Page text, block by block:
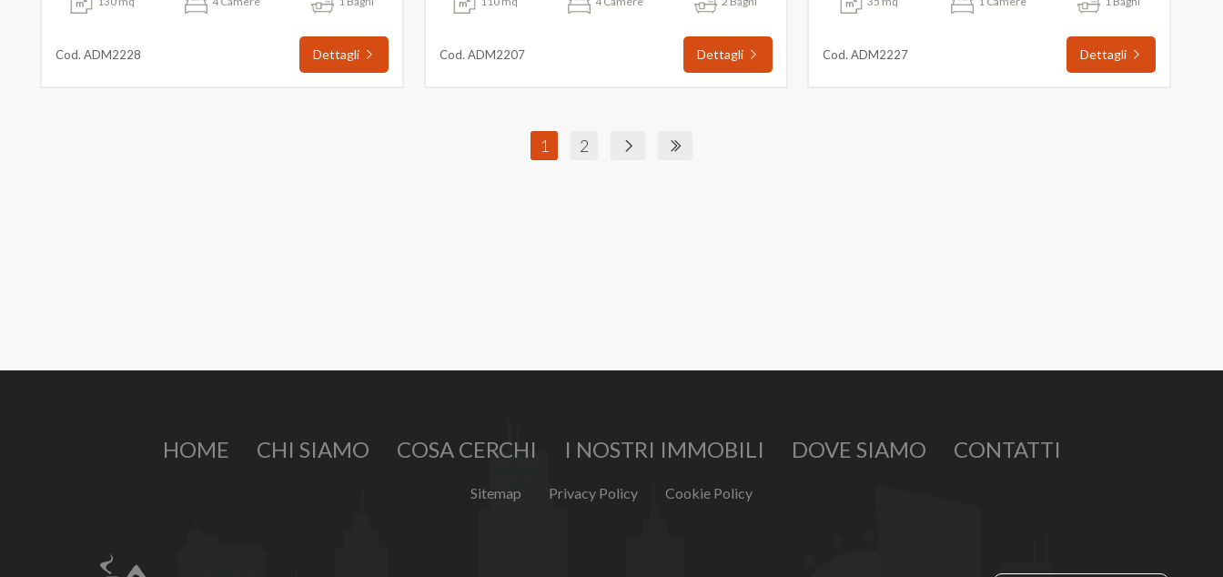
Cod. ADM2228 Dettagli Cod. ADM2207 Dettagli Cod. ADM2227 Dettagli
1 2
HOME CHI SIAMO COSA CERCHI I NOSTRI IMMOBILI DOVE SIAMO CONTATTI
Sitemap Privacy Policy Cookie Policy